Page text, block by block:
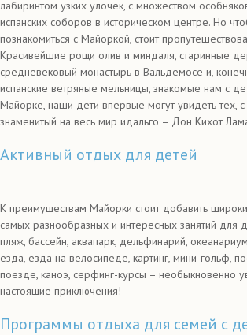
лабиринтом узких улочек, с множеством
испанских соборов в историческом центре. Но
познакомиться с Майоркой, стоит
Красивейшие рощи олив и миндаля, старинные
средневековый монастырь в Вальдемосе и,
испанские ветряные мельницы, знакомые нам с
Майорке, наши дети впервые могут увидеть тех,
знаменитый на весь мир идальго – Дон Кихот
Активный отдых для детей
К преимуществам Майорки стоит добавить
самых разнообразных и интересных занятий для
пляж, бассейн, аквапарк, дельфинарий,
езда, езда на велосипеде, картинг, мини-гольф,
поезде, каноэ, серфинг-курсы – необыкновенно
настоящие приключения!
Программы отдыха для семей с